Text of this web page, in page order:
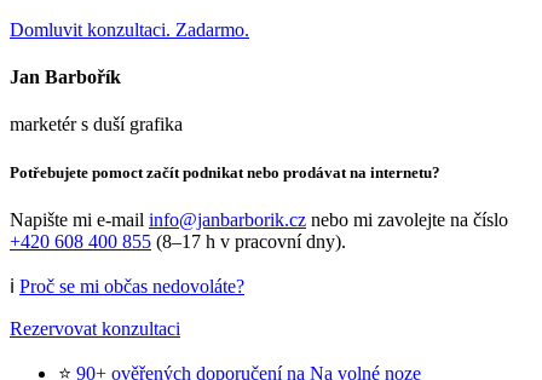
Domluvit konzultaci. Zadarmo.
Jan Barbořík
marketér s duší grafika
Potřebujete pomoct začít podnikat nebo prodávat na internetu?
Napište mi e-mail info@janbarborik.cz nebo mi zavolejte na číslo
+420 608 400 855 (8–17 h v pracovní dny).
ℹ️ Proč se mi občas nedovoláte?
Rezervovat konzultaci
⭐ 90+ ověřených doporučení na Na volné noze